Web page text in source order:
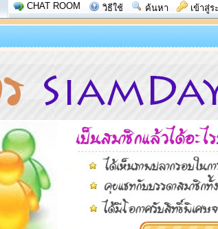
CHAT ROOM วิธีใช้ ค้นหา เข้าสู่ร